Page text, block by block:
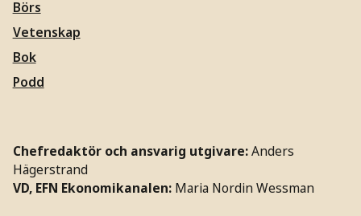
Börs
Vetenskap
Bok
Podd
Chefredaktör och ansvarig utgivare: Anders
Hägerstrand
VD, EFN Ekonomikanalen: Maria Nordin Wessman